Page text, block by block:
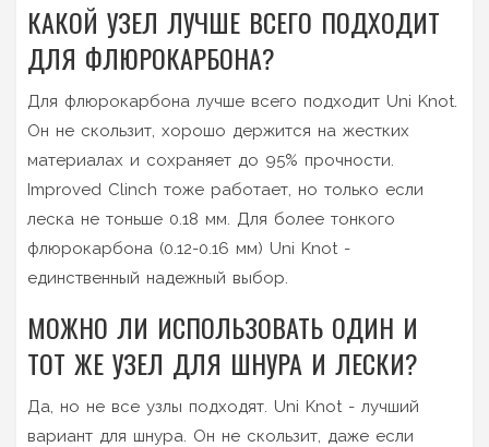
КАКОЙ УЗЕЛ ЛУЧШЕ ВСЕГО ПОДХОДИТ
ДЛЯ ФЛЮРОКАРБОНА?
Для флюрокарбона лучше всего подходит Uni Knot.
Он не скользит, хорошо держится на жестких
материалах и сохраняет до 95% прочности.
Improved Clinch тоже работает, но только если
леска не тоньше 0.18 мм. Для более тонкого
флюрокарбона (0.12-0.16 мм) Uni Knot -
единственный надежный выбор.
МОЖНО ЛИ ИСПОЛЬЗОВАТЬ ОДИН И
ТОТ ЖЕ УЗЕЛ ДЛЯ ШНУРА И ЛЕСКИ?
Да, но не все узлы подходят. Uni Knot - лучший
вариант для шнура. Он не скользит, даже если